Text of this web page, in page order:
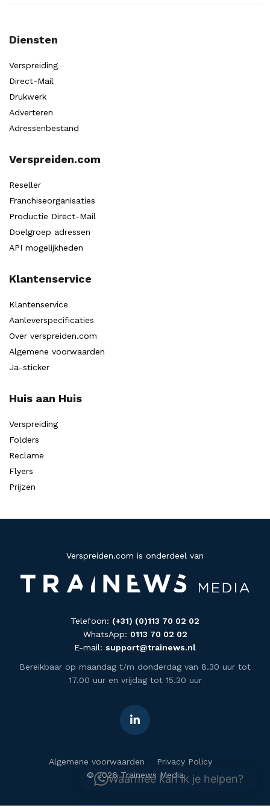
Diensten
Verspreiding
Direct-Mail
Drukwerk
Adverteren
Adressenbestand
Verspreiden.com
Reseller
Franchiseorganisaties
Productie Direct-Mail
Doelgroep adressen
API mogelijkheden
Klantenservice
Klantenservice
Aanleverspecificaties
Over verspreiden.com
Algemene voorwaarden
Ja-sticker
Huis aan Huis
Verspreiding
Folders
Reclame
Flyers
Prijzen
Verspreiden.com is onderdeel van
Telefoon: (+31) (0)113 70 02 02
WhatsApp: 0113 70 02 02
E-mail: support@trainews.nl
Bereikbaar op maandag t/m donderdag van 8.30 uur tot
17.00 uur en vrijdag tot 15.30 uur
Algemene voorwaarden
Privacy Policy
© 2026 Trainews Media
Waarmee kan ik je helpen?